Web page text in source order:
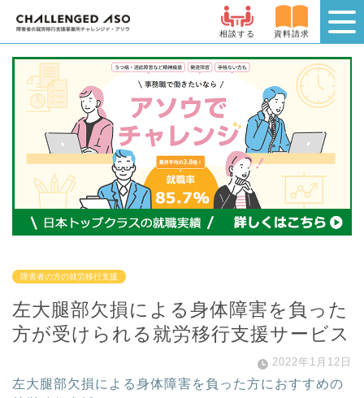
相談する 資料請求
障害者の方の就労移行支援
左大腿部欠損による身体障害を負った
方が受けられる就労移行支援サービス
2022年1月12日
左大腿部欠損による身体障害を負った方におすすめの